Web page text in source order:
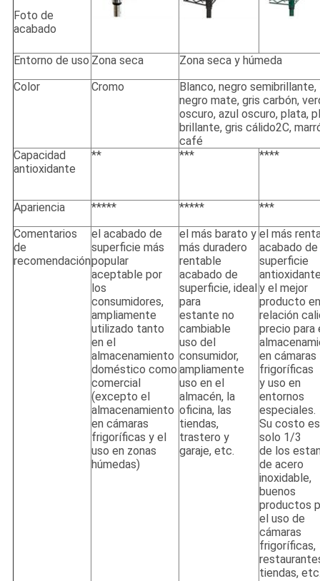
Foto de
acabado
Entorno de uso Zona seca
Zona seca y húmeda
Color
Cromo
Blanco, negro semibrillante,
negro mate, gris carbón,
oscuro, azul oscuro, plata,
brillante, gris cálido2C,
café
Capacidad
antioxidante
** *** ****
Apariencia ***** *****
***
Comentarios
de
recomendación
el acabado de
superficie más
popular
aceptable por
los
consumidores,
ampliamente
utilizado tanto
en el
almacenamiento
doméstico como
comercial
(excepto el
almacenamiento
en cámaras
frigoríficas y el
uso en zonas
húmedas)
el más barato y
más duradero
rentable
acabado de
superficie, ideal
para
estante no
cambiable
uso del
consumidor,
ampliamente
uso en el
almacén, la
oficina, las
tiendas,
trastero y
garaje, etc.
el más
acabado de
superficie
y el mejor
producto en
relación
precio para
en cámaras
frigoríficas
y uso en
entornos
especiales.
Su costo es
solo 1/3
de los
de acero
inoxidable,
buenos
productos
el uso de
cámaras
frigoríficas,
tiendas,